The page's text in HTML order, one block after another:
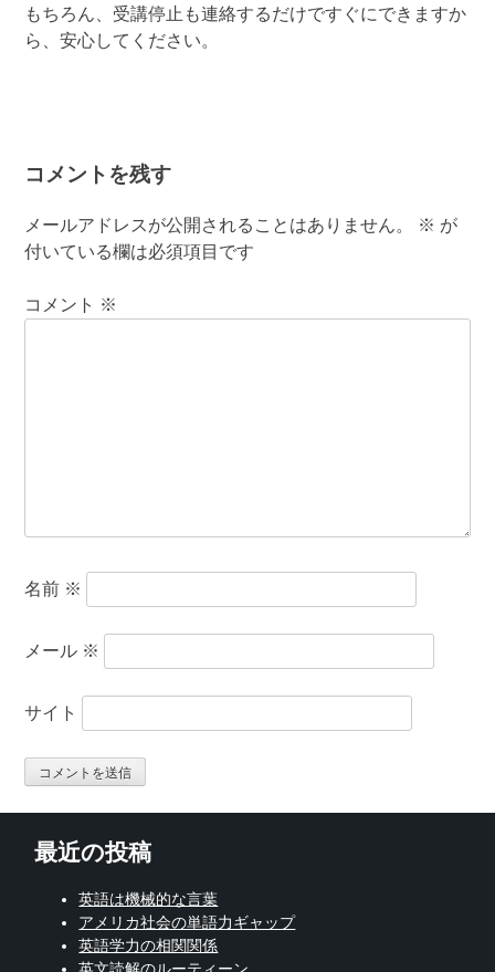
もちろん、受講停止も連絡するだけですぐにできますか
ら、安心してください。
コメントを残す
メールアドレスが公開されることはありません。 ※ が
付いている欄は必須項目です
コメント ※
名前 ※
メール ※
サイト
最近の投稿
英語は機械的な言葉
アメリカ社会の単語力ギャップ
英語学力の相関関係